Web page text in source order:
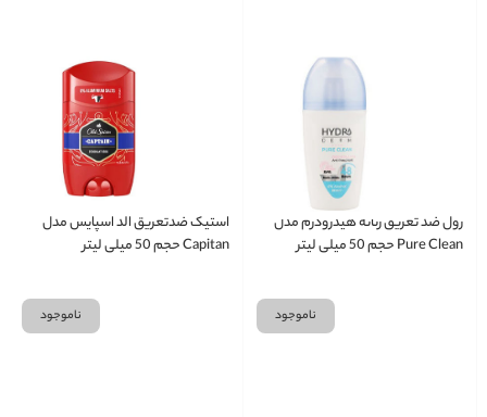
رول ضد تعریق زنانه هیدرودرم مدل
Pure Clean حجم 50 میلی لیتر
ناموجود
استیک ضدتعریق الد اسپایس مدل
Capitan حجم 50 میلی لیتر
ناموجود